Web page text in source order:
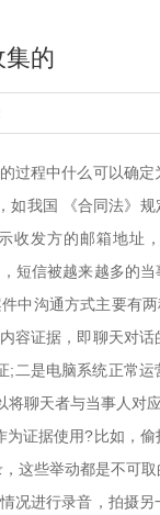
的
过程中什么可以确
我国 《合同法》规
收发方的邮箱地址
信被越来越多的当
沟通方式主要有两
容证据，即聊天对
二是电脑系统正常运
将聊天者与当事人
证据使用?比如，
这些举动都是不可
况进行录音，拍摄另